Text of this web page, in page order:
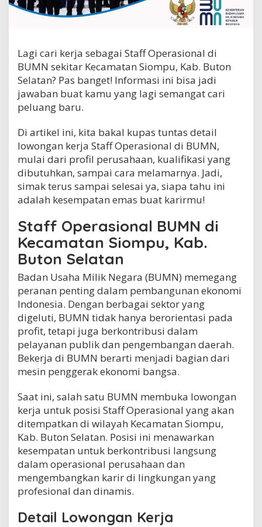
e
r
o
n
a
N
d
K
e
c
a
m
t
a
n
o
m
p
u
,
K
a
b
B
t
o
n
S
e
l
a
t
a
n
Lagi cari kerja sebagai Staff Operasional di
BUMN sekitar Kecamatan Siompu, Kab. Buton
Selatan? Pas banget! Informasi ini bisa jadi
jawaban buat kamu yang lagi semangat cari
peluang baru.
Di artikel ini, kita bakal kupas tuntas detail
lowongan kerja Staff Operasional di BUMN,
mulai dari profil perusahaan, kualifikasi yang
dibutuhkan, sampai cara melamarnya. Jadi,
simak terus sampai selesai ya, siapa tahu ini
adalah kesempatan emas buat karirmu!
Staff Operasional BUMN di
Kecamatan Siompu, Kab.
Buton Selatan
Badan Usaha Milik Negara (BUMN) memegang
peranan penting dalam pembangunan ekonomi
Indonesia. Dengan berbagai sektor yang
digeluti, BUMN tidak hanya berorientasi pada
profit, tetapi juga berkontribusi dalam
pelayanan publik dan pengembangan daerah.
Bekerja di BUMN berarti menjadi bagian dari
mesin penggerak ekonomi bangsa.
Saat ini, salah satu BUMN membuka lowongan
kerja untuk posisi Staff Operasional yang akan
ditempatkan di wilayah Kecamatan Siompu,
Kab. Buton Selatan. Posisi ini menawarkan
kesempatan untuk berkontribusi langsung
dalam operasional perusahaan dan
mengembangkan karir di lingkungan yang
profesional dan dinamis.
Detail Lowongan Kerja